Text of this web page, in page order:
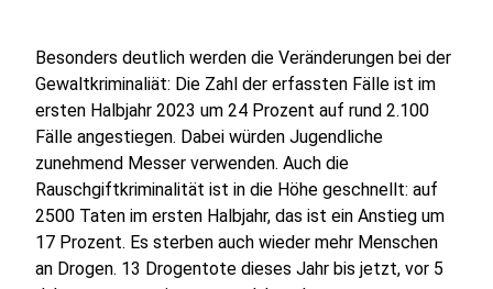
Besonders deutlich werden die Veränderungen bei der
Gewaltkriminaliät: Die Zahl der erfassten Fälle ist im
ersten Halbjahr 2023 um 24 Prozent auf rund 2.100
Fälle angestiegen. Dabei würden Jugendliche
zunehmend Messer verwenden. Auch die
Rauschgiftkriminalität ist in die Höhe geschnellt: auf
2500 Taten im ersten Halbjahr, das ist ein Anstieg um
17 Prozent. Es sterben auch wieder mehr Menschen
an Drogen. 13 Drogentote dieses Jahr bis jetzt, vor 5